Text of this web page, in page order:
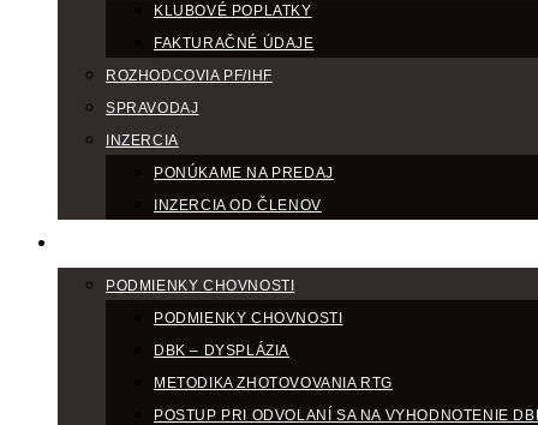
KLUBOVÉ POPLATKY
FAKTURAČNÉ ÚDAJE
ROZHODCOVIA PF/IHF
SPRAVODAJ
INZERCIA
PONÚKAME NA PREDAJ
INZERCIA OD ČLENOV
PODMIENKY CHOVNOSTI
PODMIENKY CHOVNOSTI
DBK – DYSPLÁZIA
METODIKA ZHOTOVOVANIA RTG
POSTUP PRI ODVOLANÍ SA NA VYHODNOTENIE